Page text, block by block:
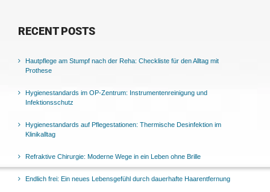
RECENT POSTS
Hautpflege am Stumpf nach der Reha: Checkliste für den Alltag mit
Prothese
Hygienestandards im OP-Zentrum: Instrumentenreinigung und
Infektionsschutz
Hygienestandards auf Pflegestationen: Thermische Desinfektion im
Klinikalltag
Refraktive Chirurgie: Moderne Wege in ein Leben ohne Brille
Endlich frei: Ein neues Lebensgefühl durch dauerhafte Haarentfernung